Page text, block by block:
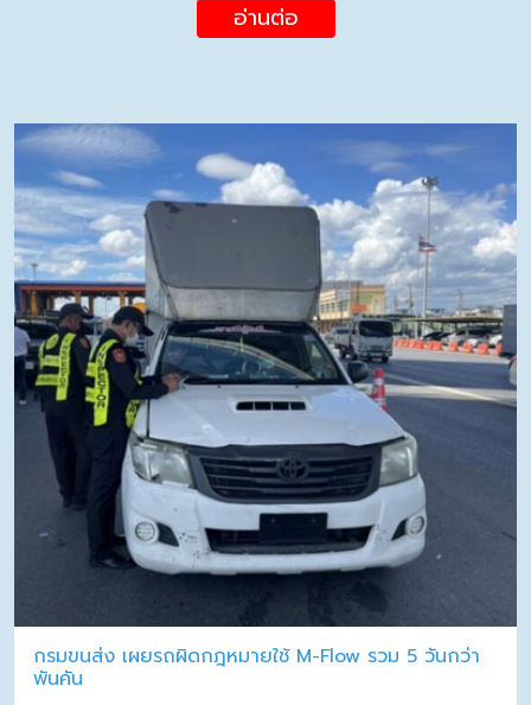
อ่านต่อ
กรมขนส่ง เผยรถผิดกฎหมายใช้ M-Flow รวม 5 วันกว่า
พันคัน